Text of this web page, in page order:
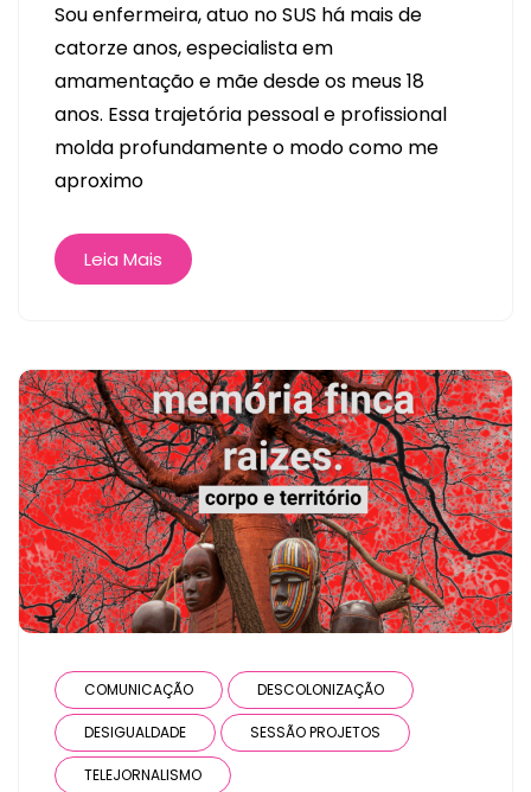
Sou enfermeira, atuo no SUS há mais de
catorze anos, especialista em
amamentação e mãe desde os meus 18
anos. Essa trajetória pessoal e profissional
molda profundamente o modo como me
aproximo
Leia Mais
COMUNICAÇÃO DESCOLONIZAÇÃO
DESIGUALDADE SESSÃO PROJETOS
TELEJORNALISMO